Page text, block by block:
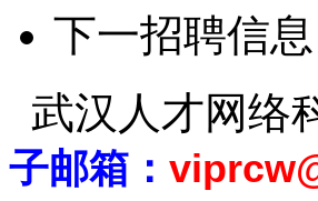
下一招聘信息
武汉人才网络
子邮箱：